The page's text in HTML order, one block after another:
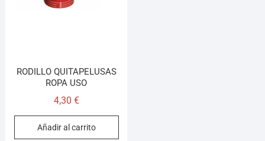
RODILLO QUITAPELUSAS
ROPA USO
4,30 €
Añadir al carrito